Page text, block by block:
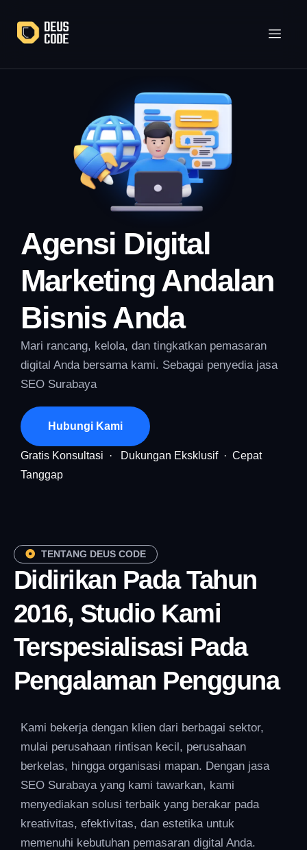
Agensi Digital
Marketing Andalan
Bisnis Anda
Mari rancang, kelola, dan tingkatkan pemasaran
digital Anda bersama kami. Sebagai penyedia jasa
SEO Surabaya
Hubungi Kami
Gratis Konsultasi · Dukungan Eksklusif · Cepat
Tanggap
TENTANG DEUS CODE
Didirikan Pada Tahun
2016, Studio Kami
Terspesialisasi Pada
Pengalaman Pengguna
Kami bekerja dengan klien dari berbagai sektor,
mulai perusahaan rintisan kecil, perusahaan
berkelas, hingga organisasi mapan. Dengan jasa
SEO Surabaya yang kami tawarkan, kami
menyediakan solusi terbaik yang berakar pada
kreativitas, efektivitas, dan estetika untuk
memenuhi kebutuhan pemasaran digital Anda.